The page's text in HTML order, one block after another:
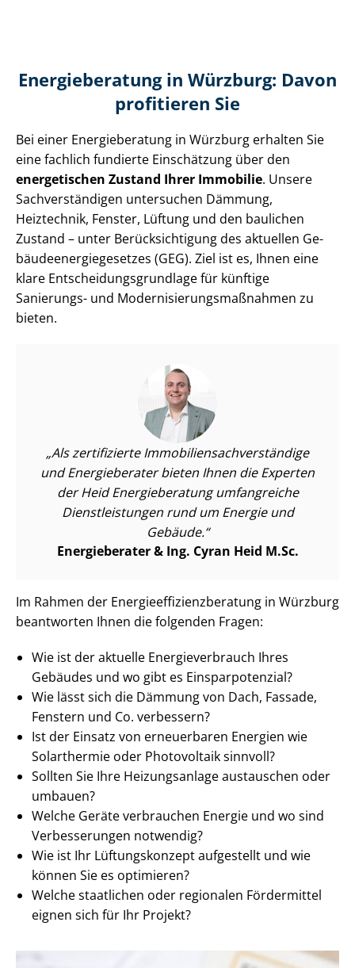
Energieberatung in Würzburg: Davon
profitieren Sie
Bei einer Energieberatung in Würzburg erhalten Sie
eine fachlich fundierte Einschätzung über den
energetischen Zustand Ihrer Immobilie. Unsere
Sach­ver­stän­di­gen untersuchen Dämmung,
Heiztechnik, Fenster, Lüftung und den baulichen
Zustand – unter Be­rück­sich­ti­gung des aktuellen Ge­
bäu­de­en­er­gie­ge­set­zes (GEG). Ziel ist es, Ihnen eine
klare Ent­schei­dungs­grund­la­ge für künftige
Sanierungs- und Mo­der­ni­sie­rungs­maß­nah­men zu
bieten.
Als zertifizierte Im­mo­bi­li­en­sach­ver­stän­di­ge
und Energieberater bieten Ihnen die Experten
der Heid Energieberatung umfangreiche
Dienst­leis­tun­gen rund um Energie und
Gebäude.
Energieberater & Ing. Cyran Heid M.Sc.
Im Rahmen der En­er­gie­ef­fi­zi­enz­be­ra­tung in Würzburg
beantworten Ihnen die folgenden Fragen:
Wie ist der aktuelle En­er­gie­ver­brauch Ihres
Gebäudes und wo gibt es Ein­spar­po­ten­zi­al?
Wie lässt sich die Dämmung von Dach, Fassade,
Fenstern und Co. verbessern?
Ist der Einsatz von erneuerbaren Energien wie
Solarthermie oder Photovoltaik sinnvoll?
Sollten Sie Ihre Heizungsanlage austauschen oder
umbauen?
Welche Geräte verbrauchen Energie und wo sind
Verbesserungen notwendig?
Wie ist Ihr Lüftungskonzept aufgestellt und wie
können Sie es optimieren?
Welche staatlichen oder regionalen Fördermittel
eignen sich für Ihr Projekt?